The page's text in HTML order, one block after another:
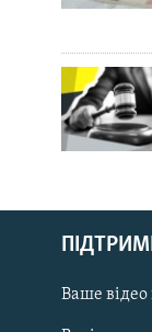
Русский
Qırımtatar
ДОЛУЧАЙСЯ!
Ваше відео